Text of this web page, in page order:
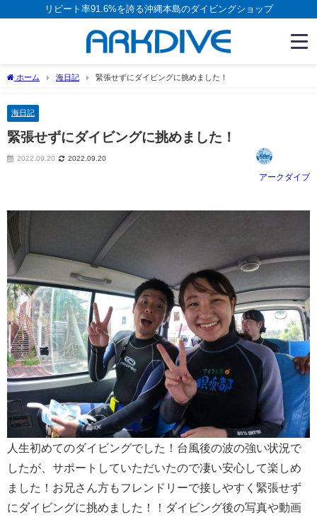
リピート率91.6%を誇る沖縄本島のダイビングショップ
ホーム 海日記 緊張せずにダイビングに挑めました！
海日記
緊張せずにダイビングに挑めました！
2022.09.20 2022.09.20
アークダイブ
人生初めてのダイビングでした！台風後の波の強い状況で
したが、サポートしていただいたので凄い安心して楽しめ
ました！お兄さん方もフレンドリーで接しやすく緊張せず
にダイビングに挑めました！！ダイビング後の写真や動画